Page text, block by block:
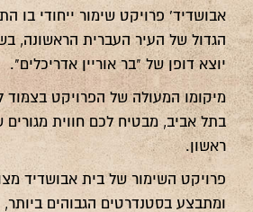
אבושדיד' פרויקט שימור ייחודי בו
הגדול של העיר העברית הראשונה,
יוצא דופן של "בר אוריין אדריכלים".
מיקומו המעולה של הפרויקט בצמוד
בתל אביב, מבטיח לכם חווית
ראשון.
פרויקט השימור של בית אבושדיד
ומתבצע בסטנדרטים הגבוהים ביותר,